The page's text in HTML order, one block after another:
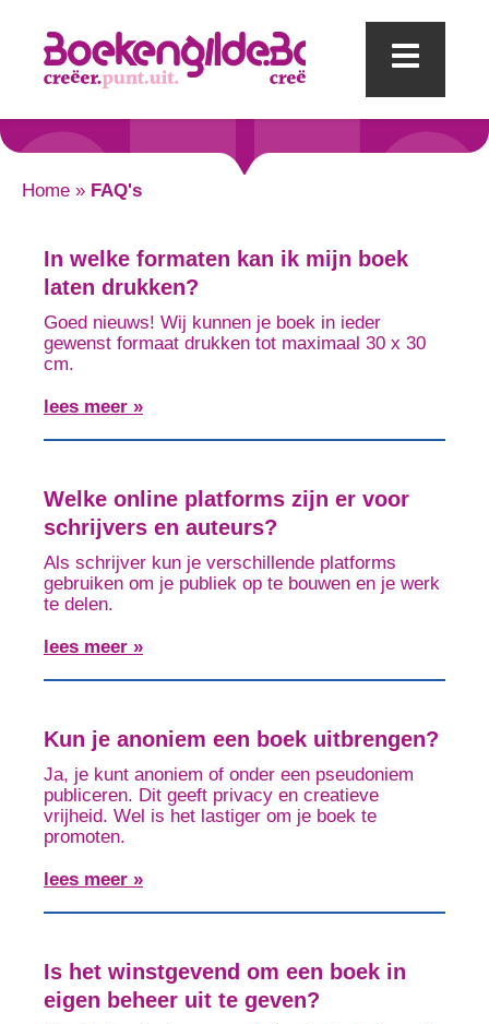
Home » FAQ's
In welke formaten kan ik mijn boek
laten drukken?
Goed nieuws! Wij kunnen je boek in ieder
gewenst formaat drukken tot maximaal 30 x 30
cm.
lees meer »
Welke online platforms zijn er voor
schrijvers en auteurs?
Als schrijver kun je verschillende platforms
gebruiken om je publiek op te bouwen en je werk
te delen.
lees meer »
Kun je anoniem een boek uitbrengen?
Ja, je kunt anoniem of onder een pseudoniem
publiceren. Dit geeft privacy en creatieve
vrijheid. Wel is het lastiger om je boek te
promoten.
lees meer »
Is het winstgevend om een boek in
eigen beheer uit te geven?